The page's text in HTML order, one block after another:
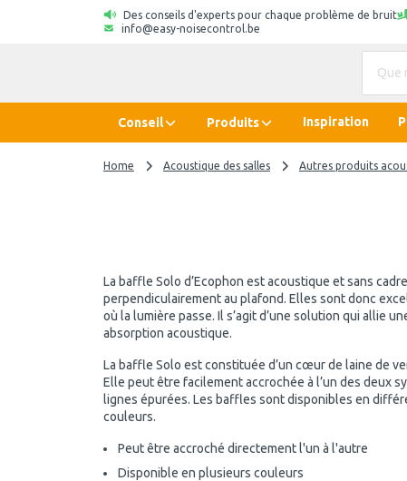
Des conseils d'experts pour chaque problème de bruit
info@easy-noisecontrol.be
Conseil Produits Inspiration
Home Acoustique des salles Autres produits
La baffle Solo d’Ecophon est acoustique et sans
perpendiculairement au plafond. Elles sont donc
où la lumière passe. Il s’agit d’une solution qui allie
absorption acoustique.
La baffle Solo est constituée d’un cœur de laine de
Elle peut être facilement accrochée à l’un des deux
lignes épurées. Les baffles sont disponibles en
couleurs.
Peut être accroché directement l'un à l'autre
Disponible en plusieurs couleurs